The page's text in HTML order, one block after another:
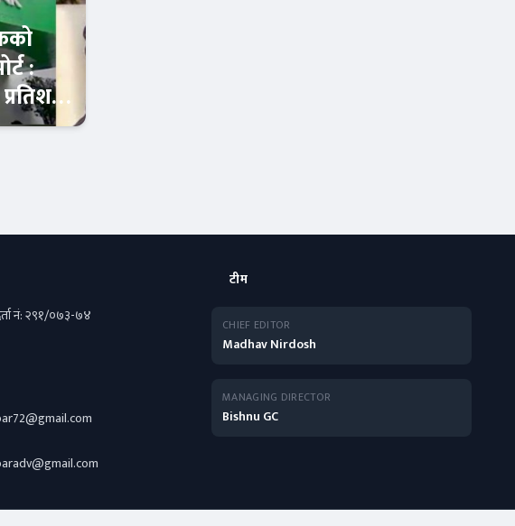
:
नं: २९१/०७३-७४
टीम
CHIEF EDITOR
Madhav Nirdosh
MANAGING DIRECTOR
Bishnu GC